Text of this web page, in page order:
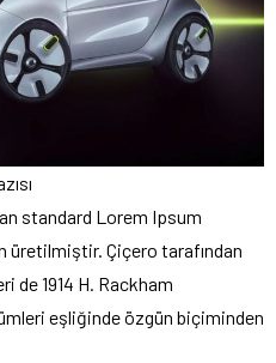
standard Lorem Ipsum
üretilmiştir. Çiçero tarafından
de 1914 H. Rackham
eşliğinde özgün biçiminden